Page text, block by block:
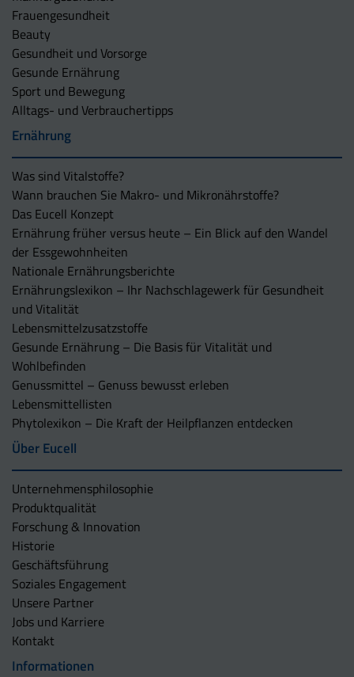
Frauengesundheit
Beauty
Gesundheit und Vorsorge
Gesunde Ernährung
Sport und Bewegung
Alltags- und Verbrauchertipps
Ernährung
Was sind Vitalstoffe?
Wann brauchen Sie Makro- und Mikronährstoffe?
Das Eucell Konzept
Ernährung früher versus heute – Ein Blick auf den Wandel
der Essgewohnheiten
Nationale Ernährungsberichte
Ernährungslexikon – Ihr Nachschlagewerk für Gesundheit
und Vitalität
Lebensmittelzusatzstoffe
Gesunde Ernährung – Die Basis für Vitalität und
Wohlbefinden
Genussmittel – Genuss bewusst erleben
Lebensmittellisten
Phytolexikon – Die Kraft der Heilpflanzen entdecken
Über Eucell
Unternehmens­philosophie
Produktqualität
Forschung & Innovation
Historie
Geschäftsführung
Soziales Engagement
Unsere Partner
Jobs und Karriere
Kontakt
Informationen